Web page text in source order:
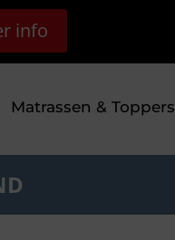
info
Matrassen & Toppers